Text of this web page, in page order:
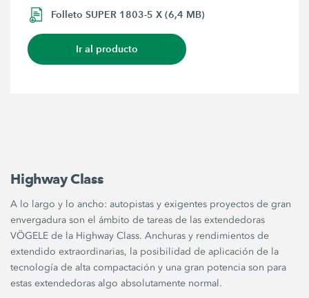
Folleto SUPER 1803-5 X (6,4 MB)
Ir al producto
Highway Class
A lo largo y lo ancho: autopistas y exigentes proyectos de gran
envergadura son el ámbito de tareas de las extendedoras
VÖGELE de la Highway Class. Anchuras y rendimientos de
extendido extraordinarias, la posibilidad de aplicación de la
tecnología de alta compactación y una gran potencia son para
estas extendedoras algo absolutamente normal.